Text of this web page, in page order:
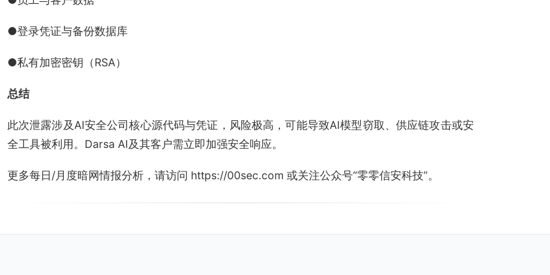
●登录凭证与备份数据库
●私有加密密钥（RSA）
总结
此次泄露涉及AI安全公司核心源代码与凭证，风险极高，可能导致AI模型窃取、供应链攻击或安
全工具被利用。Darsa AI及其客户需立即加强安全响应。
更多每日/月度暗网情报分析，请访问 https://00sec.com 或关注公众号“零零信安科技”。